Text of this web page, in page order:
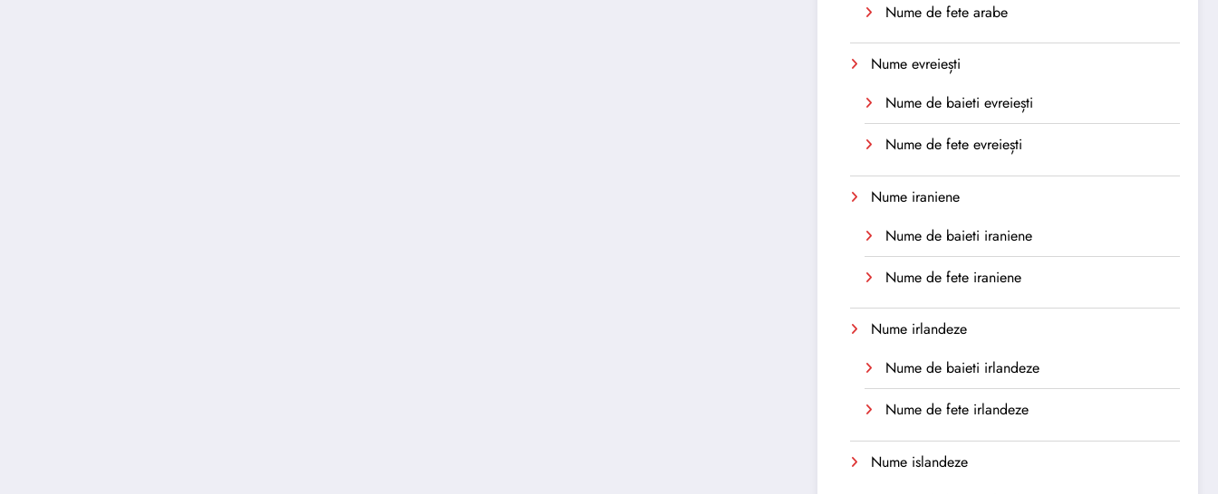
Nume de fete arabe
Nume evreiești
Nume de baieti evreiești
Nume de fete evreiești
Nume iraniene
Nume de baieti iraniene
Nume de fete iraniene
Nume irlandeze
Nume de baieti irlandeze
Nume de fete irlandeze
Nume islandeze